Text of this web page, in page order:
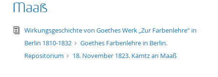
Maaß
text/tg.edition+tg.aggregation+xml
Wirkungsgeschichte von Goethes Werk „Zur Farbenlehre“ in
Berlin 1810-1832
Goethes Farbenlehre in Berlin.
Repositorium
18. November 1823. Kämtz an Maaß